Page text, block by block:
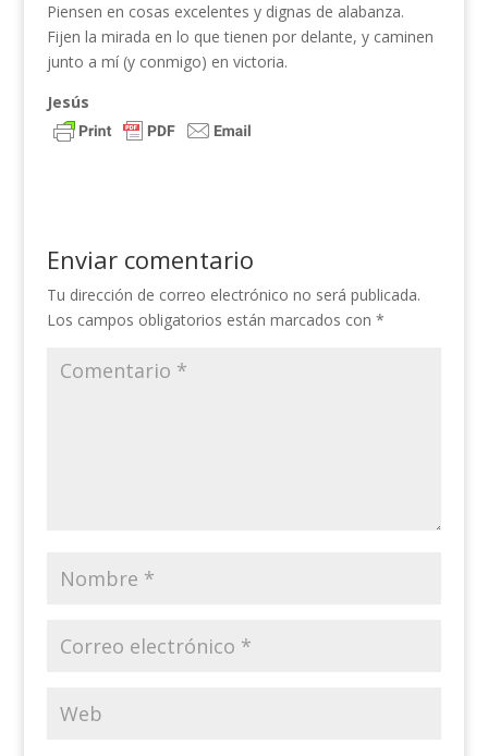
Piensen en cosas excelentes y dignas de alabanza.
Fijen la mirada en lo que tienen por delante, y caminen
junto a mí (y conmigo) en victoria.
Jesús
Enviar comentario
Tu dirección de correo electrónico no será publicada.
Los campos obligatorios están marcados con *